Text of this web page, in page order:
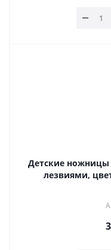
Детские ножницы Купи 13
лезвиями,